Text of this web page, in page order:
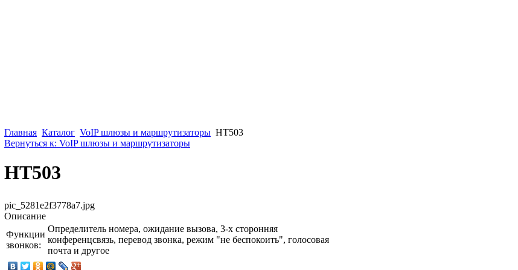
Главная Каталог VoIP шлюзы и маршрутизаторы HT503
Вернуться к: VoIP шлюзы и маршрутизаторы
HT503
pic_5281e2f3778a7.jpg
Описание
Функции
звонков:
Определитель номера, ожидание вызова, 3-х сторонняя
конференцсвязь, перевод звонка, режим "не беспокоить", голосовая
почта и другое